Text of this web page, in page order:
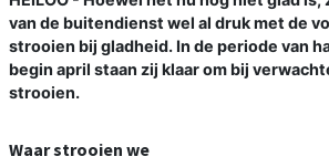
van de buitendienst wel al druk met de
strooien bij gladheid. In de periode van
begin april staan zij klaar om bij
strooien.
Waar strooien we